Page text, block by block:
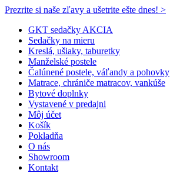
Prezrite si naše zľavy a ušetrite ešte dnes! >​
GKT sedačky AKCIA
Sedačky na mieru
Kreslá, ušiaky, taburetky
Manželské postele
Čalúnené postele, váľandy a pohovky
Matrace, chrániče matracov, vankúše
Bytové doplnky
Vystavené v predajni
Môj účet
Košík
Pokladňa
O nás
Showroom
Kontakt